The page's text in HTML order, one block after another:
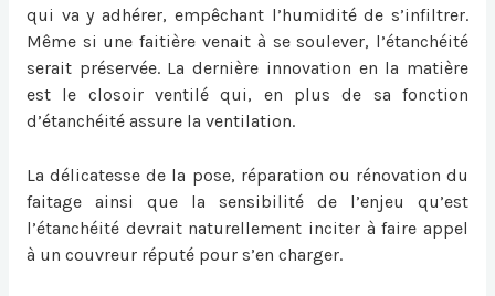
qui va y adhérer, empêchant l’humidité de s’infiltrer.
Même si une faitière venait à se soulever, l’étanchéité
serait préservée. La dernière innovation en la matière
est le closoir ventilé qui, en plus de sa fonction
d’étanchéité assure la ventilation.
La délicatesse de la pose, réparation ou rénovation du
faitage ainsi que la sensibilité de l’enjeu qu’est
l’étanchéité devrait naturellement inciter à faire appel
à un couvreur réputé pour s’en charger.